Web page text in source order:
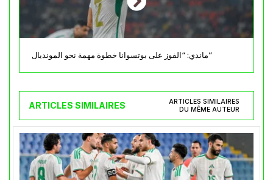
ماندي: “الفوز على بوتسوانا خطوة مهمة نحو المونديال”
ARTICLES SIMILAIRES
ARTICLES SIMILAIRES
DU MÊME AUTEUR